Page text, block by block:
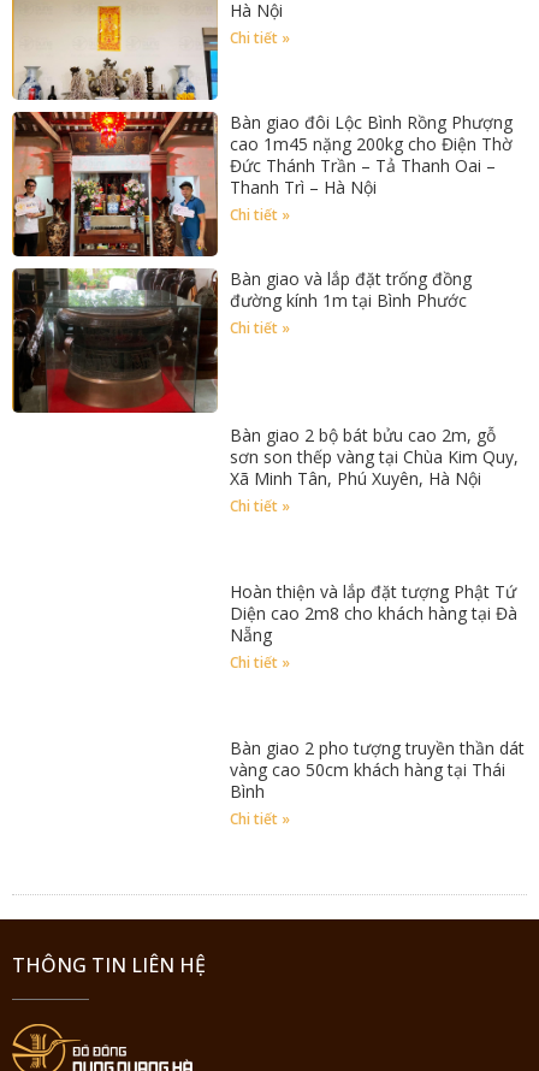
Hà Nội
Chi tiết »
Bàn giao đôi Lộc Bình Rồng Phượng
cao 1m45 nặng 200kg cho Điện Thờ
Đức Thánh Trần – Tả Thanh Oai –
Thanh Trì – Hà Nội
Chi tiết »
Bàn giao và lắp đặt trống đồng
đường kính 1m tại Bình Phước
Chi tiết »
Bàn giao 2 bộ bát bửu cao 2m, gỗ
sơn son thếp vàng tại Chùa Kim Quy,
Xã Minh Tân, Phú Xuyên, Hà Nội
Chi tiết »
Hoàn thiện và lắp đặt tượng Phật Tứ
Diện cao 2m8 cho khách hàng tại Đà
Nẵng
Chi tiết »
Bàn giao 2 pho tượng truyền thần dát
vàng cao 50cm khách hàng tại Thái
Bình
Chi tiết »
THÔNG TIN LIÊN HỆ